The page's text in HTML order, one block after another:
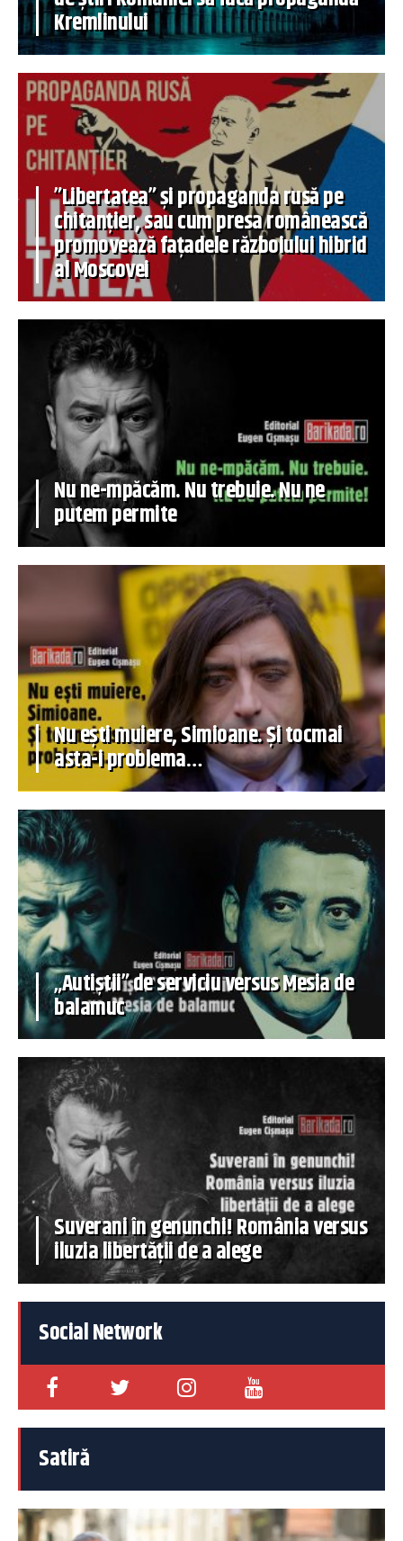
Kremlinului
”Libertatea” și propaganda rusă pe
chitanțier, sau cum presa românească
promovează fațadele războiului hibrid
al Moscovei
Nu ne-mpăcăm. Nu trebuie. Nu ne
putem permite
Nu ești muiere, Simioane. Și tocmai
asta-i problema…
„Autiștii” de serviciu versus Mesia de
balamuc
Suverani în genunchi! România versus
iluzia libertății de a alege
Social Network
Satiră